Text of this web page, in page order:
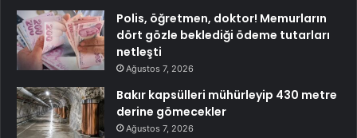
Polis, öğretmen, doktor! Memurların
dört gözle beklediği ödeme tutarları
netleşti
Ağustos 7, 2026
Bakır kapsülleri mühürleyip 430 metre
derine gömecekler
Ağustos 7, 2026